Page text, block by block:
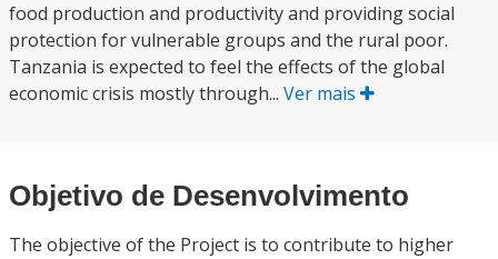
food production and productivity and providing social
protection for vulnerable groups and the rural poor.
Tanzania is expected to feel the effects of the global
economic crisis mostly through... Ver mais
Objetivo de Desenvolvimento
The objective of the Project is to contribute to higher